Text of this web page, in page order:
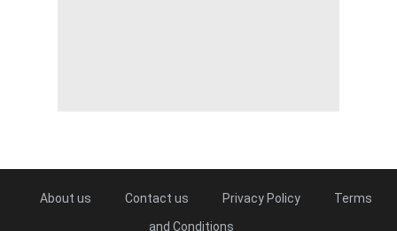
About us Contact us Privacy Policy
Terms
and Conditions